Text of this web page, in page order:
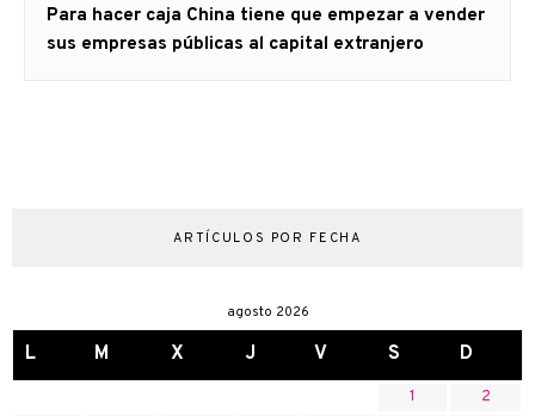
Artículo
siguiente:
Para hacer caja China tiene que empezar a vender
sus empresas públicas al capital extranjero
ARTÍCULOS POR FECHA
agosto 2026
L M X J V S D
1
2